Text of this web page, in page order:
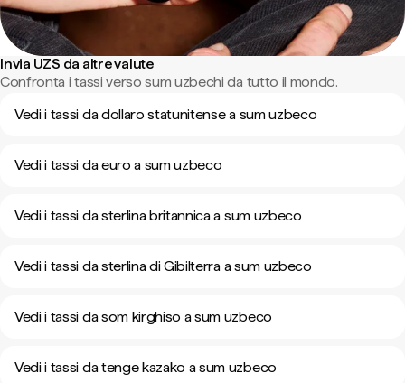
Invia UZS da altre valute
Confronta i tassi verso sum uzbechi da tutto il mondo.
Vedi i tassi da dollaro statunitense a sum uzbeco
Vedi i tassi da euro a sum uzbeco
Vedi i tassi da sterlina britannica a sum uzbeco
Vedi i tassi da sterlina di Gibilterra a sum uzbeco
Vedi i tassi da som kirghiso a sum uzbeco
Vedi i tassi da tenge kazako a sum uzbeco